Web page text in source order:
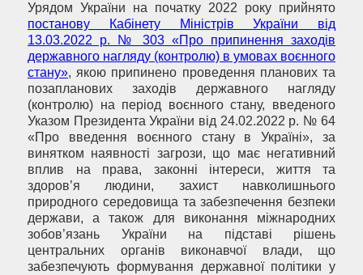
Урядом України на початку 2022 року прийнято
постанову Кабінету Міністрів України від
13.03.2022 р. № 303 «Про припинення заходів
державного нагляду (контролю) в умовах воєнного
стану», якою припинено проведення планових та
позапланових заходів державного нагляду
(контролю) на період воєнного стану, введеного
Указом Президента України від 24.02.2022 р. № 64
«Про введення воєнного стану в Україні», за
винятком наявності загрози, що має негативний
вплив на права, законні інтереси, життя та
здоров’я людини, захист навколишнього
природного середовища та забезпечення безпеки
держави, а також для виконання міжнародних
зобов’язань України на підставі рішень
центральних органів виконавчої влади, що
забезпечують формування державної політики у